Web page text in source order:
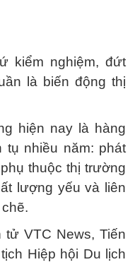
kiểm nghiệm, đứt
là biến động thị
hiện nay là hàng
tụ nhiều năm: phát
thuộc thị trường
lượng yếu và liên
VTC News, Tiến
Hiệp hội Du lịch